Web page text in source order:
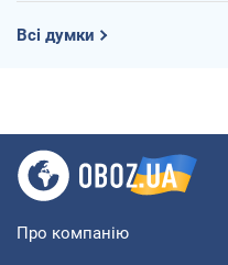
Всі думки
Про компанію